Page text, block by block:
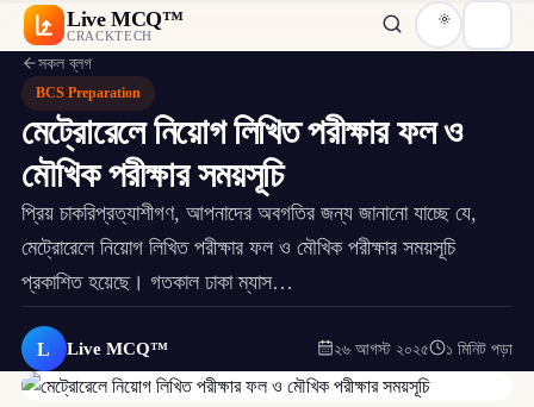
Live MCQ™
CRACKTECH
সকল ব্লগ
BCS Preparation
মেট্রোরেলে নিয়োগ লিখিত পরীক্ষার ফল ও
মৌখিক পরীক্ষার সময়সূচি
প্রিয় চাকরিপ্রত্যাশীগণ, আপনাদের অবগতির জন্য জানানো যাচ্ছে যে,
মেট্রোরেলে নিয়োগ লিখিত পরীক্ষার ফল ও মৌখিক পরীক্ষার সময়সূচি
প্রকাশিত হয়েছে। গতকাল ঢাকা ম্যাস…
L Live MCQ™ ২৬ আগস্ট ২০২৫ ১ মিনিট পড়া